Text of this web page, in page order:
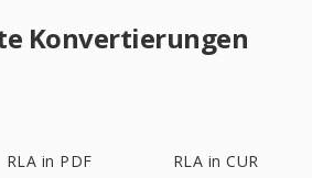
Konvertierungen
RLA in PDF RLA in CUR